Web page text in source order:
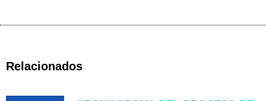
Relacionados